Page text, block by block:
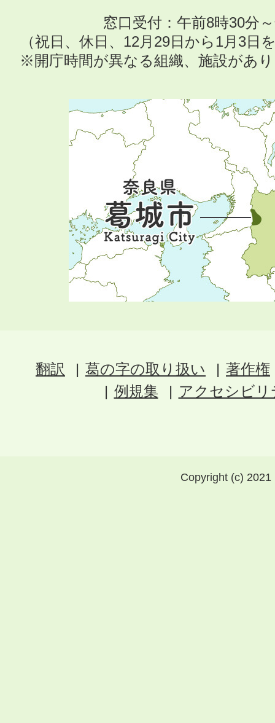
窓口受付：午前8時30分
（祝日、休日、12月29日から1月3日
※開庁時間が異なる組織、施設があ
翻訳 葛の字の取り扱い
著作権
例規集
アクセシビ
Copyright (c)